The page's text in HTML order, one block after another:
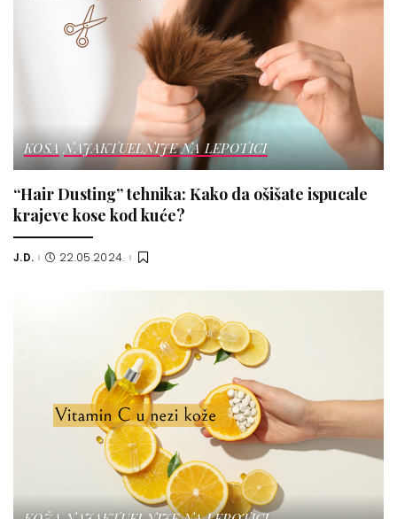
KOSA NAJAKTUELNIJE NA LEPOTICI
“Hair Dusting” tehnika: Kako da ošišate ispucale
krajeve kose kod kuće?
Posted
J.D. 22.05.2024.